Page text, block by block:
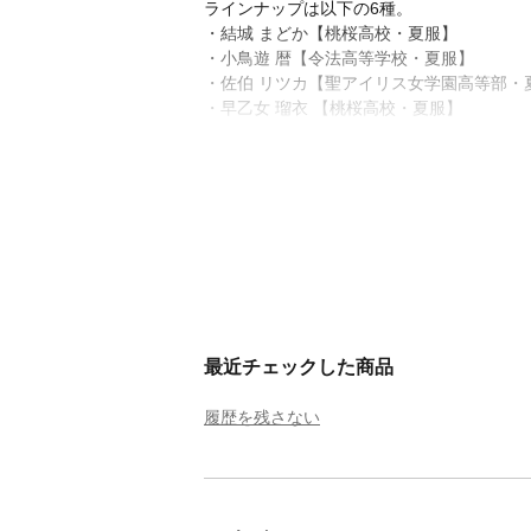
ラインナップは以下の6種。
・結城 まどか【桃桜高校・夏服】
・小鳥遊 暦【令法高等学校・夏服】
・佐伯 リツカ【聖アイリス女学園高等部・
・早乙女 瑠衣 【桃桜高校・夏服】
最近チェックした商品
履歴を残さない